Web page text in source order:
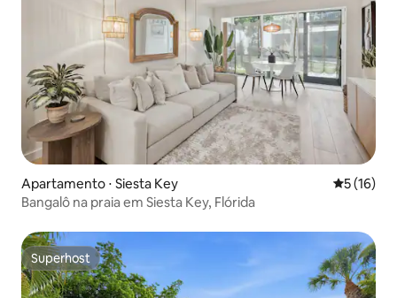
Apartamento ⋅ Siesta Key 5 de uma
5 (16)
Bangalô na praia em Siesta Key, Flórida
Superhost
Superhost